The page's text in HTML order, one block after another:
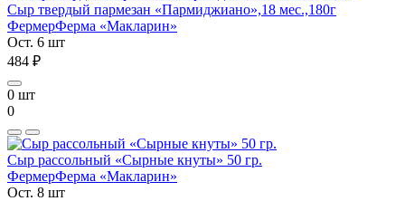
Сыр твердый пармезан «Пармиджиано»,18 мес.,180г
ФермерФерма «Макларин»
Ост. 6 шт
484 ₽
0 шт
0
Сыр рассольный «Сырные кнуты» 50 гр.
ФермерФерма «Макларин»
Ост. 8 шт